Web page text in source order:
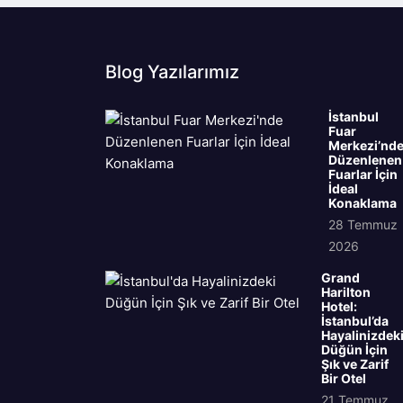
Blog Yazılarımız
İstanbul
Fuar
Merkezi’nde
Düzenlenen
Fuarlar İçin
İdeal
Konaklama
28 Temmuz
2026
Grand
Harilton
Hotel:
İstanbul’da
Hayalinizdeki
Düğün İçin
Şık ve Zarif
Bir Otel